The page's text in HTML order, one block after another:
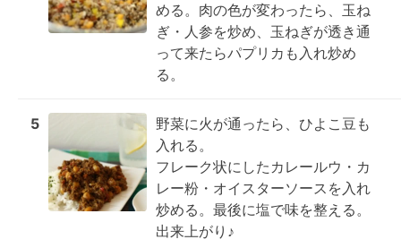
める。肉の色が変わったら、玉ね
ぎ・人参を炒め、玉ねぎが透き通
って来たらパプリカも入れ炒め
る。
5
野菜に火が通ったら、ひよこ豆も
入れる。
フレーク状にしたカレールウ・カ
レー粉・オイスターソースを入れ
炒める。最後に塩で味を整える。
出来上がり♪